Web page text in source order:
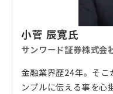
小菅 辰寛氏
サンワード証券株式会
金融業界歴24年。そこ
ンプルに伝える事を心